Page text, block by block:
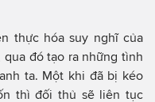
thực hóa suy nghĩ của
đó tạo ra những tình
ta. Một khi đã bị kéo
thì đối thủ sẽ liên tục